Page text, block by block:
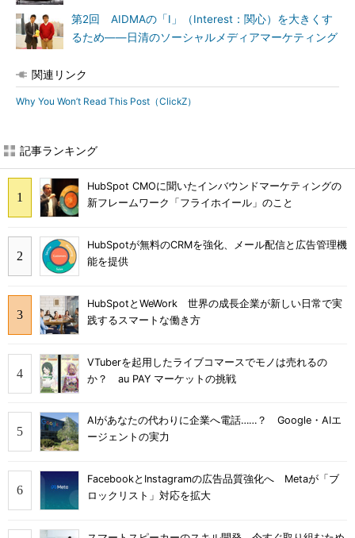
第2回 AIDMAの「I」（Interest：関心）を大きくす
るため――日清のソーシャルメディアマーケティング
関連リンク
Why You Won’t Read This Post（ClickZ）
記事ランキング
HubSpot CMOに聞いたインバウンドマーケティングの
新フレームワーク「フライホイール」のこと
HubSpotが無料のCRMを強化、メール配信と広告管理機
能を提供
HubSpotとWeWork 世界の成長企業が新しい日常で実
践するスマートな働き方
VTuberを起用したライブコマースでモノは売れるの
か？ au PAY マーケットの挑戦
AIがあなたの代わりに企業へ電話……？ Google・AIエ
ージェントの実力
FacebookとInstagramの広告品質強化へ Metaが「ブ
ロックリスト」対応を拡大